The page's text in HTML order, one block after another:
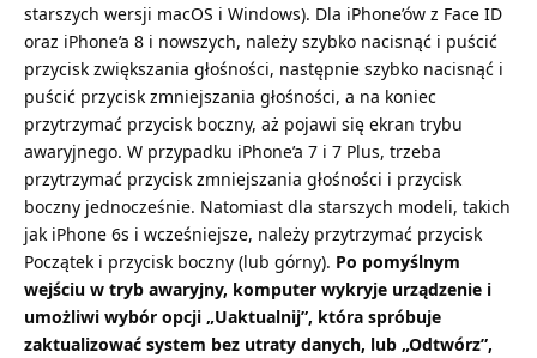
starszych wersji macOS i Windows). Dla iPhone’ów z Face ID
oraz iPhone’a 8 i nowszych, należy szybko nacisnąć i puścić
przycisk zwiększania głośności, następnie szybko nacisnąć i
puścić przycisk zmniejszania głośności, a na koniec
przytrzymać przycisk boczny, aż pojawi się ekran trybu
awaryjnego. W przypadku iPhone’a 7 i 7 Plus, trzeba
przytrzymać przycisk zmniejszania głośności i przycisk
boczny jednocześnie. Natomiast dla starszych modeli, takich
jak iPhone 6s i wcześniejsze, należy przytrzymać przycisk
Początek i przycisk boczny (lub górny). Po pomyślnym
wejściu w tryb awaryjny, komputer wykryje urządzenie i
umożliwi wybór opcji „Uaktualnij”, która spróbuje
zaktualizować system bez utraty danych, lub „Odtwórz”,